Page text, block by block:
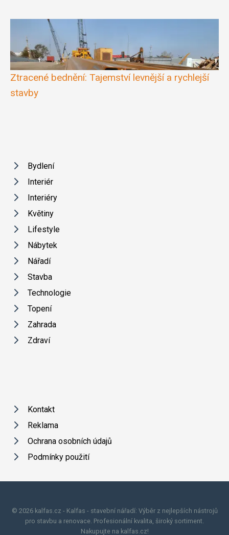
Ztracené bednění: Tajemství levnější a rychlejší
stavby
Bydlení
Interiér
Interiéry
Květiny
Lifestyle
Nábytek
Nářadí
Stavba
Technologie
Topení
Zahrada
Zdraví
Kontakt
Reklama
Ochrana osobních údajů
Podmínky použití
© 2026 kalfas.cz - Kalfas - stavební nářadí: Výběr z nejlepších nástrojů
pro stavbu a renovace. Profesionální kvalita, široký sortiment.
Nakupujte na kalfas.cz!